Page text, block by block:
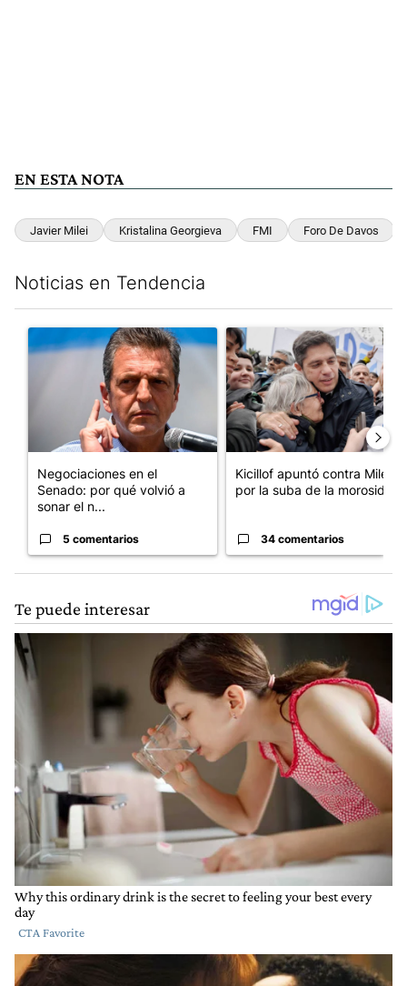
EN ESTA NOTA
Javier Milei Kristalina Georgieva FMI Foro De Davos
Noticias en Tendencia
Un artículo de tendencia con el título "Negociaciones en el
Negociaciones en el
Senado: por qué volvió a
sonar el n...
5 comentarios
Un artículo de tendencia con
Kicillof apuntó contra Milei
por la suba de la morosida...
34 comentarios